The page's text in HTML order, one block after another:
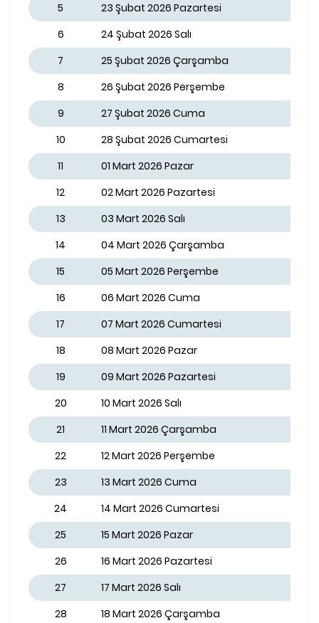
5
23 Şubat 2026 Pazartesi
6
24 Şubat 2026 Salı
7
25 Şubat 2026 Çarşamba
8
26 Şubat 2026 Perşembe
9
27 Şubat 2026 Cuma
10
28 Şubat 2026 Cumartesi
11
01 Mart 2026 Pazar
12
02 Mart 2026 Pazartesi
13
03 Mart 2026 Salı
14
04 Mart 2026 Çarşamba
15
05 Mart 2026 Perşembe
16
06 Mart 2026 Cuma
17
07 Mart 2026 Cumartesi
18
08 Mart 2026 Pazar
19
09 Mart 2026 Pazartesi
20
10 Mart 2026 Salı
21
11 Mart 2026 Çarşamba
22
12 Mart 2026 Perşembe
23
13 Mart 2026 Cuma
24
14 Mart 2026 Cumartesi
25
15 Mart 2026 Pazar
26
16 Mart 2026 Pazartesi
27
17 Mart 2026 Salı
28
18 Mart 2026 Çarşamba